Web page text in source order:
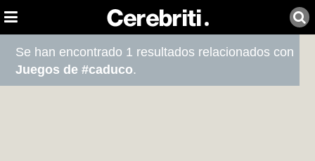
Se han encontrado 1 resultados relacionados con
Juegos de #caduco.